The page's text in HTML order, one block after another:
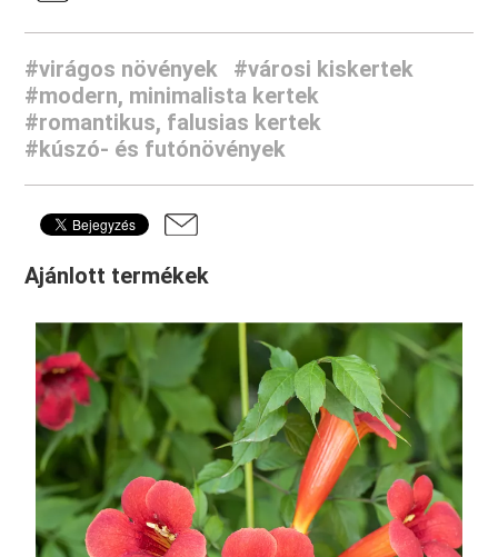
#virágos növények
#városi kiskertek
#modern, minimalista kertek
#romantikus, falusias kertek
#kúszó- és futónövények
Ajánlott termékek